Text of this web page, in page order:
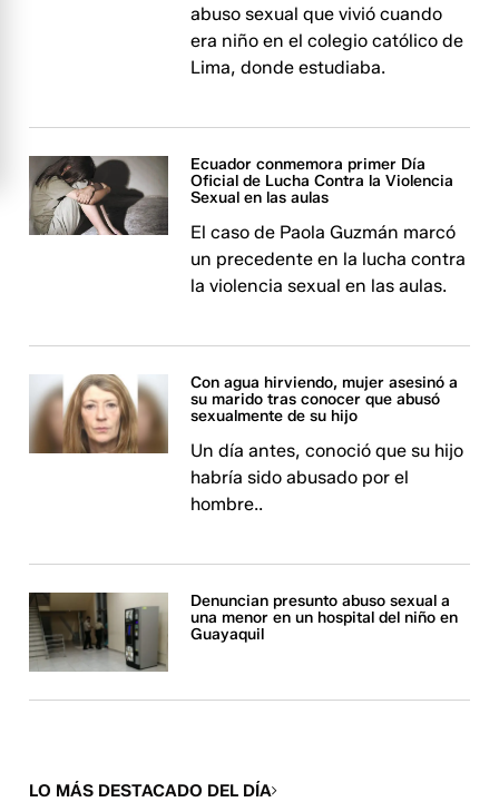
abuso sexual que vivió cuando
era niño en el colegio católico de
Lima, donde estudiaba.
Ecuador conmemora primer Día
Oficial de Lucha Contra la Violencia
Sexual en las aulas
El caso de Paola Guzmán marcó
un precedente en la lucha contra
la violencia sexual en las aulas.
Con agua hirviendo, mujer asesinó a
su marido tras conocer que abusó
sexualmente de su hijo
Un día antes, conoció que su hijo
habría sido abusado por el
hombre..
Denuncian presunto abuso sexual a
una menor en un hospital del niño en
Guayaquil
LO MÁS DESTACADO DEL DÍA